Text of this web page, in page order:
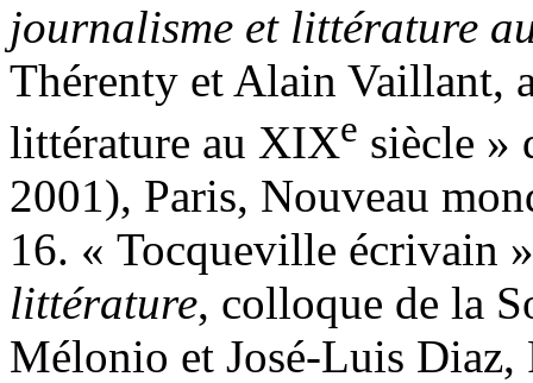
journalisme et littérature
Thérenty et Alain Vaillant,
littérature au XIXe siècle »
2001), Paris, Nouveau
16. « Tocqueville écrivain
littérature, colloque de la
Mélonio et José-Luis Diaz,